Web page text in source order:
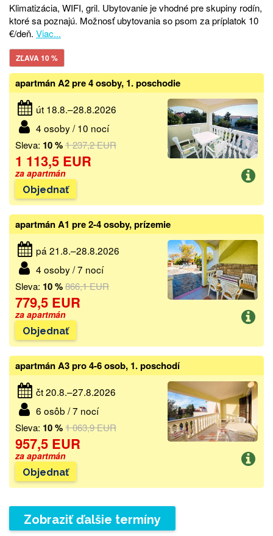
Klimatizácia, WIFI, gril. Ubytovanie je vhodné pre skupiny rodín,
ktoré sa poznajú. Možnosť ubytovania so psom za príplatok 10
€/deň. Viac...
ZĽAVA 10 %
apartmán A2 pre 4 osoby, 1. poschodie
út 18.8.–28.8.2026
4 osoby / 10 nocí
Sleva: 10 %1 237,2 EUR
1 113,5 EUR
za apartmán
Objednať
apartmán A1 pre 2-4 osoby, prízemie
pá 21.8.–28.8.2026
4 osoby / 7 nocí
Sleva: 10 %866,1 EUR
779,5 EUR
za apartmán
Objednať
apartmán A3 pro 4-6 osob, 1. poschodí
čt 20.8.–27.8.2026
6 osôb / 7 nocí
Sleva: 10 %1 063,9 EUR
957,5 EUR
za apartmán
Objednať
Zobraziť ďalšie termíny